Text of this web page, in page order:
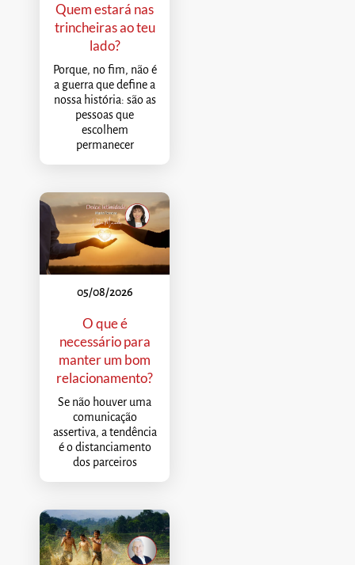
Quem estará nas
trincheiras ao teu
lado?
Porque, no fim, não é
a guerra que define a
nossa história: são as
pessoas que
escolhem
permanecer
05/08/2026
O que é
necessário para
manter um bom
relacionamento?
Se não houver uma
comunicação
assertiva, a tendência
é o distanciamento
dos parceiros